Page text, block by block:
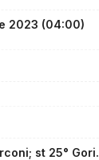
2023 (04:00)
st 25° Gori.